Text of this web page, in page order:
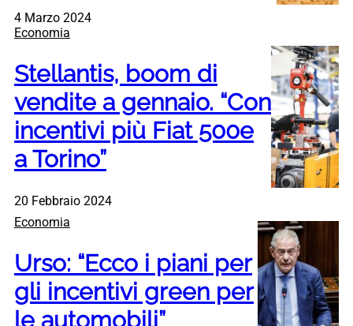
4 Marzo 2024
Economia
Stellantis, boom di
vendite a gennaio. “Con
incentivi più Fiat 500e
a Torino”
20 Febbraio 2024
Economia
Urso: “Ecco i piani per
gli incentivi green per
le automobili”